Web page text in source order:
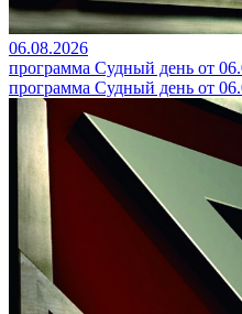
06.08.2026
программа Судный день от
программа Судный день от